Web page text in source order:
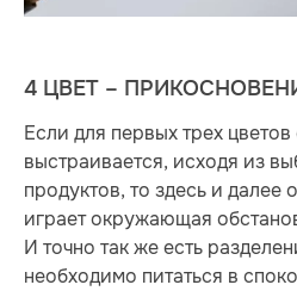
4 ЦВЕТ –
Если для первых трех
выстраивается, исходя из
продуктов, то здесь и
играет окружающая
И точно так же есть
необходимо питаться в